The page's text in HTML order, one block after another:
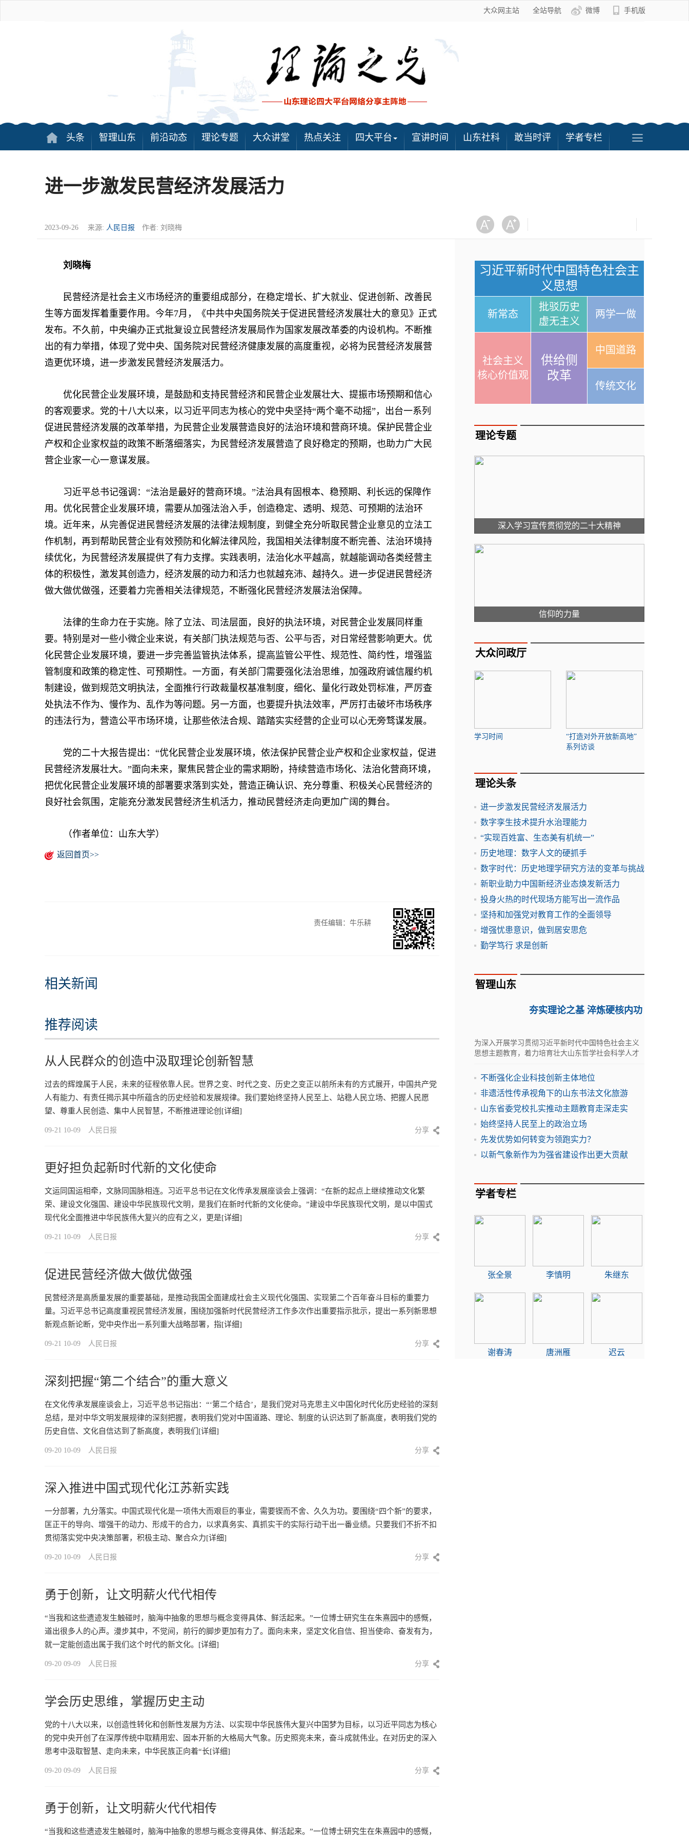
大众网主站 全站导航 微博 手机版
头条 智理山东 前沿动态 理论专题 大众讲堂 热点关注 四大平台 宣讲时间 山东社科 敢当时评 学者专栏
进一步激发民营经济发展活力
2023-09-26 来源: 人民日报 作者: 刘晓梅
刘晓梅
民营经济是社会主义市场经济的重要组成部分，在稳定增长、扩大就业、促进创新、改善民
生等方面发挥着重要作用。今年7月，《中共中央国务院关于促进民营经济发展壮大的意见》正式
发布。不久前，中央编办正式批复设立民营经济发展局作为国家发展改革委的内设机构。不断推
出的有力举措，体现了党中央、国务院对民营经济健康发展的高度重视，必将为民营经济发展营
造更优环境，进一步激发民营经济发展活力。
优化民营企业发展环境，是鼓励和支持民营经济和民营企业发展壮大、提振市场预期和信心
的客观要求。党的十八大以来，以习近平同志为核心的党中央坚持“两个毫不动摇”，出台一系列
促进民营经济发展的改革举措，为民营企业发展营造良好的法治环境和营商环境。保护民营企业
产权和企业家权益的政策不断落细落实，为民营经济发展营造了良好稳定的预期，也助力广大民
营企业家一心一意谋发展。
习近平总书记强调：“法治是最好的营商环境。”法治具有固根本、稳预期、利长远的保障作
用。优化民营企业发展环境，需要从加强法治入手，创造稳定、透明、规范、可预期的法治环
境。近年来，从完善促进民营经济发展的法律法规制度，到健全充分听取民营企业意见的立法工
作机制，再到帮助民营企业有效预防和化解法律风险，我国相关法律制度不断完善、法治环境持
续优化，为民营经济发展提供了有力支撑。实践表明，法治化水平越高，就越能调动各类经营主
体的积极性，激发其创造力，经济发展的动力和活力也就越充沛、越持久。进一步促进民营经济
做大做优做强，还要着力完善相关法律规范，不断强化民营经济发展法治保障。
法律的生命力在于实施。除了立法、司法层面，良好的执法环境，对民营企业发展同样重
要。特别是对一些小微企业来说，有关部门执法规范与否、公平与否，对日常经营影响更大。优
化民营企业发展环境，要进一步完善监管执法体系，提高监管公平性、规范性、简约性，增强监
管制度和政策的稳定性、可预期性。一方面，有关部门需要强化法治思维，加强政府诚信履约机
制建设，做到规范文明执法，全面推行行政裁量权基准制度，细化、量化行政处罚标准，严厉查
处执法不作为、慢作为、乱作为等问题。另一方面，也要提升执法效率，严厉打击破坏市场秩序
的违法行为，营造公平市场环境，让那些依法合规、踏踏实实经营的企业可以心无旁骛谋发展。
党的二十大报告提出：“优化民营企业发展环境，依法保护民营企业产权和企业家权益，促进
民营经济发展壮大。”面向未来，聚焦民营企业的需求期盼，持续营造市场化、法治化营商环境，
把优化民营企业发展环境的部署要求落到实处，营造正确认识、充分尊重、积极关心民营经济的
良好社会氛围，定能充分激发民营经济生机活力，推动民营经济走向更加广阔的舞台。
（作者单位：山东大学）
返回首页>>
责任编辑：牛乐耕
相关新闻
推荐阅读
从人民群众的创造中汲取理论创新智慧
过去的辉煌属于人民，未来的征程依靠人民。世界之变、时代之变、历史之变正以前所未有的方式展开，中国共产党
人有能力、有责任揭示其中所蕴含的历史经验和发展规律。我们要始终坚持人民至上、站稳人民立场、把握人民愿
望、尊重人民创造、集中人民智慧，不断推进理论创 [详细]
09-21 10-09 人民日报 分享
更好担负起新时代新的文化使命
文运同国运相牵，文脉同国脉相连。习近平总书记在文化传承发展座谈会上强调：“在新的起点上继续推动文化繁
荣、建设文化强国、建设中华民族现代文明，是我们在新时代新的文化使命。”建设中华民族现代文明，是以中国式
现代化全面推进中华民族伟大复兴的应有之义，更是[详细]
09-21 10-09 人民日报 分享
促进民营经济做大做优做强
民营经济是高质量发展的重要基础，是推动我国全面建成社会主义现代化强国、实现第二个百年奋斗目标的重要力
量。习近平总书记高度重视民营经济发展，围绕加强新时代民营经济工作多次作出重要指示批示，提出一系列新思想
新观点新论断，党中央作出一系列重大战略部署，指[详细]
09-21 10-09 人民日报 分享
深刻把握“第二个结合”的重大意义
在文化传承发展座谈会上，习近平总书记指出：“‘第二个结合’，是我们党对马克思主义中国化时代化历史经验的深刻
总结，是对中华文明发展规律的深刻把握，表明我们党对中国道路、理论、制度的认识达到了新高度，表明我们党的
历史自信、文化自信达到了新高度，表明我们 [详细]
09-20 10-09 人民日报 分享
深入推进中国式现代化江苏新实践
一分部署，九分落实。中国式现代化是一项伟大而艰巨的事业，需要锲而不舍、久久为功。要围绕“四个新”的要求，
匡正干的导向、增强干的动力、形成干的合力，以求真务实、真抓实干的实际行动干出一番业绩。只要我们不折不扣
贯彻落实党中央决策部署，积极主动、聚合众力[详细]
09-20 10-09 人民日报 分享
勇于创新，让文明薪火代代相传
“当我和这些遗迹发生触碰时，脑海中抽象的思想与概念变得具体、鲜活起来。”一位博士研究生在朱熹园中的感慨，
道出很多人的心声。漫步其中，不觉间，前行的脚步更加有力了。面向未来，坚定文化自信、担当使命、奋发有为，
就一定能创造出属于我们这个时代的新文化。 [详细]
09-20 09-09 人民日报 分享
学会历史思维，掌握历史主动
党的十八大以来，以创造性转化和创新性发展为方法、以实现中华民族伟大复兴中国梦为目标，以习近平同志为核心
的党中央开创了在深厚传统中取精用宏、固本开新的大格局大气象。历史照亮未来，奋斗成就伟业。在对历史的深入
思考中汲取智慧、走向未来，中华民族正向着“长[详细]
09-20 09-09 人民日报 分享
勇于创新，让文明薪火代代相传
“当我和这些遗迹发生触碰时，脑海中抽象的思想与概念变得具体、鲜活起来。”一位博士研究生在朱熹园中的感慨，
习近平新时代中国特色社会主
义思想
新常态
批驳历史
虚无主义
两学一做
社会主义
核心价值观
供给侧
改革
中国道路
传统文化
理论专题
深入学习宣传贯彻党的二十大精神
信仰的力量
大众问政厅
学习时间
“打造对外开放新高地”
系列访谈
理论头条
进一步激发民营经济发展活力
数字孪生技术提升水治理能力
“实现百姓富、生态美有机统一”
历史地理：数字人文的硬抓手
数字时代：历史地理学研究方法的变革与挑战
新职业助力中国新经济业态焕发新活力
投身火热的时代现场方能写出一流作品
坚持和加强党对教育工作的全面领导
增强忧患意识，做到居安思危
勤学笃行 求是创新
智理山东
夯实理论之基 淬炼硬核内功
为深入开展学习贯彻习近平新时代中国特色社会主义
思想主题教育，着力培育壮大山东哲学社会科学人才
课在滨州举行
不断强化企业科技创新主体地位
非遗活性传承视角下的山东书法文化旅游
山东省委党校扎实推动主题教育走深走实
始终坚持人民至上的政治立场
先发优势如何转变为领跑实力？
以新气象新作为为强省建设作出更大贡献
学者专栏
张全景 李慎明 朱继东
谢春涛 唐洲雁 迟云